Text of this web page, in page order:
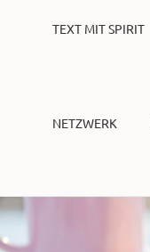
TEXT MIT SPIRIT
NETZWERK